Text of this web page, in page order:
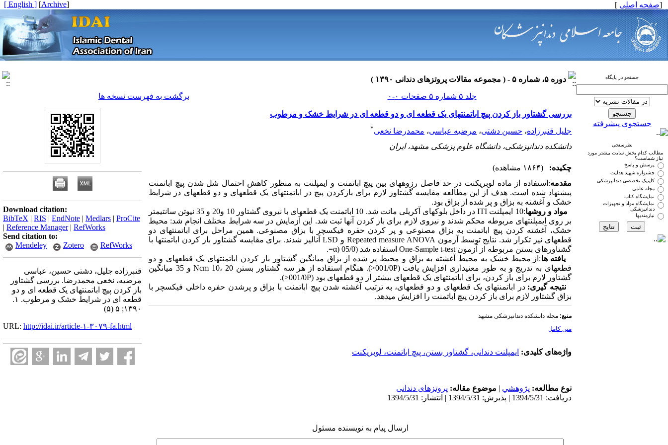
[صفحه اصلی ]
[
Archive
]
[ English ]
جستجو در پایگاه
جستجوی پیشرفته
نظرسنجی
مطالب کدام بخش سایت بیشتر مورد
نیاز شماست؟
پرسش و پاسخ
جشنواره شهید هدایت
کلینیک تخصصی دندانپزشکی
مجله علمی
نمایشگاه کتاب
نمایشگاه مواد و تجهیزات
دندانپزشکی
نیازمندیها
دوره ۵، شماره ۵ - ( مجموعه مقالات پروتزهای دندانی ۱۳۹۰ )
جلد ۵ شماره ۵ صفحات ۰-۰
برگشت به فهرست نسخه ها
بررسی گشتاور باز کردن پیچ اباتمنت‏های یک قطعه‏ ای و دو قطعه‏ ای در شرایط خشک و مرطوب
جلیل قنبرزاده، حسین دشتی، مرضیه عباسی، محمدرضا نخعی*
دانشکده دندانپزشکی، دانشگاه علوم پزشکی مشهد، ایران
چکیده:
(۱۸۶۴ مشاهده)
مقدمه:استفاده از ماده لوبریکنت در حد فاصل رزوه‏های بین پیچ اباتمنت و ایمپلنت به منظور کاهش احتمال شل شدن پیچ اباتمنت
پیشنهاد شده است. هدف از این مطالعه مقایسه گشتاور لازم برای بازکردن پیچ در اباتمنت‏های یک قطعه‏ای و دو قطعه‏ای در شرایط
خشک و آغشته به بزاق و پر شده از بزاق بود.
مواد و روش‏ها
:10 ایمپلنت ITI در داخل بلوک‏های آکریلی مانت شد. 10 اباتمنت یک قطعه‏ای با نیروی گشتاور 10 و20 و 35 نیوتن سانتیمتر
بر روی ایمپلنت‏های مربوطه محکم شدند و نیروی لازم برای باز کردن آنها ثبت شد. این آزمایش در سه شرایط مختلف انجام شد: محیط
خشک، آغشته کردن پیچ اباتمنت به بزاق مصنوعی و پر کردن حفره فیکسچر با بزاق مصنوعی. همین مراحل برای اباتمنت‏های دو
قطعه‏ای نیز تکرار شد. نتایج توسط آزمون Repeated measure ANOVA و LSD آنالیز شدند. برای مقایسه گشتاور باز کردن اباتمنت‏ها با
گشتاور‏های بستن مربوطه از آزمون One-Sample t-test استفاده شد (05/0 (α=.
یافته‏ ها:از محیط خشک به محیط آغشته به بزاق و محیط پر شده از بزاق میانگین گشتاور باز کردن اباتمنت‏های یک قطعه‏ای و دو
قطعه‏ای به تدریج و به طور معنی‏داری افزایش یافت (001/0P<). هنگام استفاده از هر سه گشتاور بستن Ncm 10، 20 و 35 میانگین
گشتاور لازم برای باز کردن، برای اباتمنت‏های یک قطعه‏ای بیشتر از دو قطعه‏ای بود (001/0P<).
نتیجه گیری: در اباتمنت‏های یک قطعه‏ای و دو قطعه‏ای، به ترتیب آغشته شدن پیچ اباتمنت با بزاق و پرشدن حفره داخلی فیکسچر با
بزاق گشتاور لازم برای باز کردن پیچ اباتمنت را افزایش می‏‎دهد.
منبع: مجله دانشکده دندانپزشکی مشهد
متن کامل
واژه‌های کلیدی: ایمپلنت دندانی، گشتاور بستن، پیچ اباتمنت، لوبریکنت
نوع مطالعه: پژوهشي | موضوع مقاله: پروتزهای دندانی
دریافت: 1394/5/31 | پذیرش: 1394/5/31 | انتشار: 1394/5/31
ارسال پیام به نویسنده مسئول
Download citation:
BibTeX | RIS | EndNote | Medlars | ProCite
| Reference Manager| RefWorks
Send citation to:
Mendeley
Zotero RefWorks
قنبرزاده جلیل، دشتی حسین، عباسی
مرضیه، نخعی محمدرضا. بررسی گشتاور
باز کردن پیچ اباتمنت‏های یک قطعه‏ ای و دو
قطعه‏ ای در شرایط خشک و مرطوب. ۱.
۱۳۹۰; ۵ (۵)
URL: http://idai.ir/article-۱-۳۰۷۹-fa.html